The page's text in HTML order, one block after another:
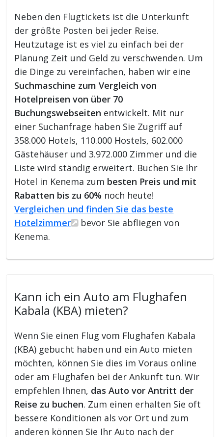
Neben den Flugtickets ist die Unterkunft
der größte Posten bei jeder Reise.
Heutzutage ist es viel zu einfach bei der
Planung Zeit und Geld zu verschwenden. Um
die Dinge zu vereinfachen, haben wir eine
Suchmaschine zum Vergleich von
Hotelpreisen von über 70
Buchungswebseiten entwickelt. Mit nur
einer Suchanfrage haben Sie Zugriff auf
358.000 Hotels, 110.000 Hostels, 602.000
Gästehäuser und 3.972.000 Zimmer und die
Liste wird ständig erweitert. Buchen Sie Ihr
Hotel in Kenema zum besten Preis und mit
Rabatten bis zu 60% noch heute!
Vergleichen und finden Sie das beste
Hotelzimmer
bevor Sie abfliegen von
Kenema.
Kann ich ein Auto am Flughafen
Kabala (KBA) mieten?
Wenn Sie einen Flug vom Flughafen Kabala
(KBA) gebucht haben und ein Auto mieten
möchten, können Sie dies im Voraus online
oder am Flughafen bei der Ankunft tun. Wir
empfehlen Ihnen, das Auto vor Antritt der
Reise zu buchen. Zum einen erhalten Sie oft
bessere Konditionen als vor Ort und zum
anderen können Sie Ihr Auto nach der